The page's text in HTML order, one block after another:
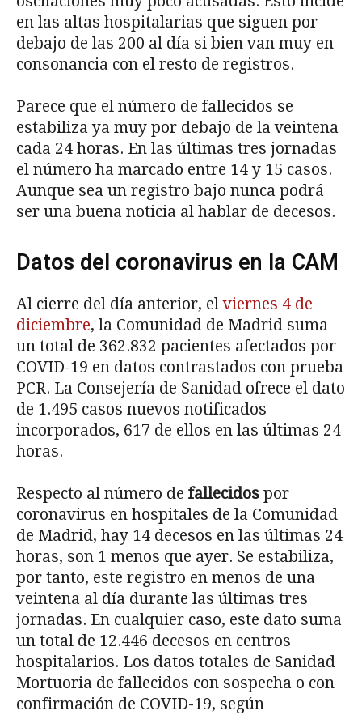
en las altas hospitalarias que siguen por
debajo de las 200 al día si bien van muy en
consonancia con el resto de registros.
Parece que el número de fallecidos se
estabiliza ya muy por debajo de la veintena
cada 24 horas. En las últimas tres jornadas
el número ha marcado entre 14 y 15 casos.
Aunque sea un registro bajo nunca podrá
ser una buena noticia al hablar de decesos.
Datos del coronavirus en la CAM
Al cierre del día anterior, elviernes 4 de
diciembre, la Comunidad de Madrid suma
un total de 362.832 pacientes afectados por
COVID-19 en datos contrastados con prueba
PCR. La Consejería de Sanidad ofrece el dato
de 1.495 casos nuevos notificados
incorporados, 617 de ellos en las últimas 24
horas.
Respecto al número de fallecidos por
coronavirus en hospitales de la Comunidad
de Madrid, hay 14 decesos en las últimas 24
horas, son 1 menos que ayer. Se estabiliza,
por tanto, este registro en menos de una
veintena al día durante las últimas tres
jornadas. En cualquier caso, este dato suma
un total de 12.446 decesos en centros
hospitalarios. Los datos totales de Sanidad
Mortuoria de fallecidos con sospecha o con
confirmación de COVID-19, según